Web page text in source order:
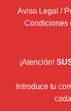
Aviso Legal /
Condiciones
¡Atención!
Introduce tu